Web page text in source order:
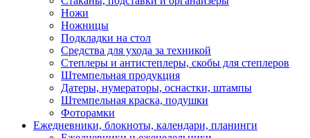
Ножи
Ножницы
Подкладки на стол
Средства для ухода за техникой
Степлеры и антистеплеры, скобы для степлеров
Штемпельная продукция
Датеры, нумераторы, оснастки, штампы
Штемпельная краска, подушки
Фоторамки
Ежедневники, блокноты, календари, планинги